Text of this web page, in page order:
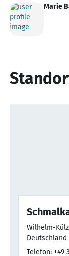
Marie
Wilhelm-
Deutschland
Telefon: +49